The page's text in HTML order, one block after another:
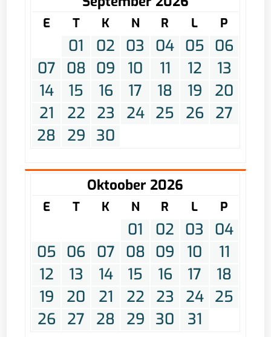
E T K N R L P
01 02 03 04 05 06
07
08 09 10 11 12
13
14
15 16 17 18 19
20
21
22 23 24 25 26
27
28
29 30
Oktoober 2026
E T K N R L P
01 02 03
04
05 06 07 08 09 10
11
12
13 14 15 16 17
18
19
20 21 22 23 24 25
26
27 28 29 30 31